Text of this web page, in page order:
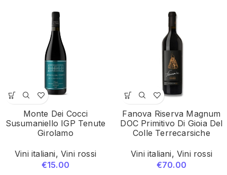
Monte Dei Cocci
Susumaniello IGP Tenute
Girolamo
Vini italiani, Vini rossi
€15.00
Fanova Riserva Magnum
DOC Primitivo Di Gioia Del
Colle Terrecarsiche
Vini italiani, Vini rossi
€70.00